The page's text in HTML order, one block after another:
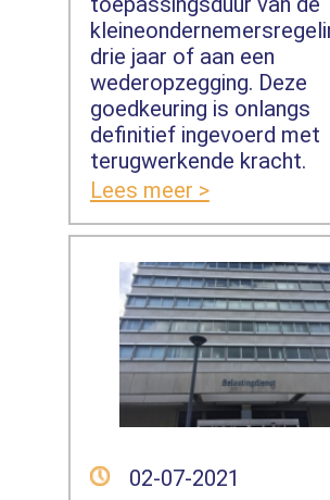
drie jaar of aan een
wederopzegging. Deze
goedkeuring is onlangs
definitief ingevoerd met
terugwerkende kracht.
Lees meer >
02-07-2021